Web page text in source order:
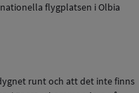
flygplatsen i Olbia
runt och att det inte finns